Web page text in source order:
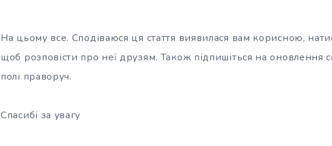
На цьому все. Сподіваюся ця стаття виявилася вам корисною,
щоб розповісти про неї друзям. Також підпишіться на оновлення
полі праворуч.
Спасибі за увагу